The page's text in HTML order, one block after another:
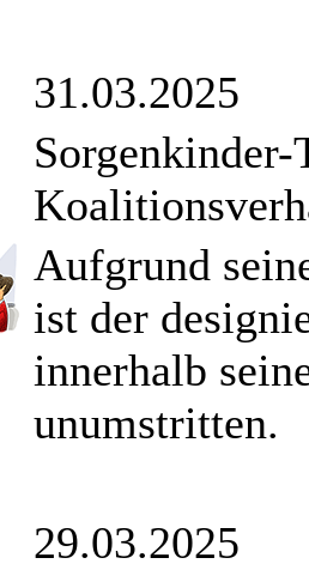
31.03.2025
Sorgenkinder-
Aufgrund
ist der
innerhalb
unumstritten.
29.03.2025